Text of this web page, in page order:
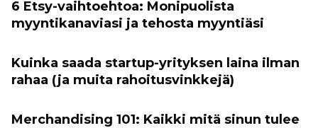
6 Etsy-vaihtoehtoa: Monipuolista
myyntikanaviasi ja tehosta myyntiäsi
Kuinka saada startup-yrityksen laina ilman
rahaa (ja muita rahoitusvinkkejä)
Merchandising 101: Kaikki mitä sinun tulee